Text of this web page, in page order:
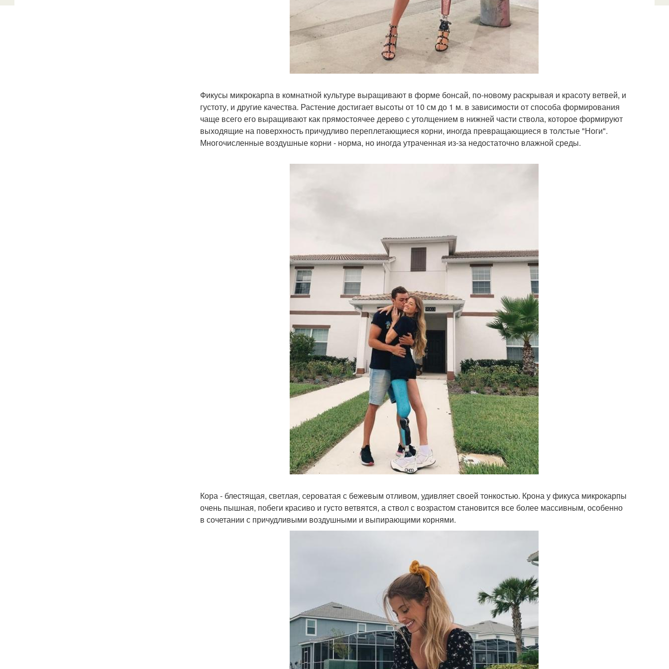
Фикусы микрокарпа в комнатной культуре выращивают в форме бонсай, по-новому раскрывая и красоту ветвей, и
густоту, и другие качества. Растение достигает высоты от 10 см до 1 м. в зависимости от способа формирования
чаще всего его выращивают как прямостоячее дерево с утолщением в нижней части ствола, которое формируют
выходящие на поверхность причудливо переплетающиеся корни, иногда превращающиеся в толстые "Ноги".
Многочисленные воздушные корни - норма, но иногда утраченная из-за недостаточно влажной среды.
Кора - блестящая, светлая, сероватая с бежевым отливом, удивляет своей тонкостью. Крона у фикуса микрокарпы
очень пышная, побеги красиво и густо ветвятся, а ствол с возрастом становится все более массивным, особенно
в сочетании с причудливыми воздушными и выпирающими корнями.